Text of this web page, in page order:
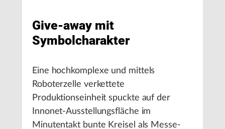
Give-away mit
Symbolcharakter
Eine hochkomplexe und mittels
Roboterzelle verkettete
Produktionseinheit spuckte auf der
Innonet-Ausstellungsfläche im
Minutentakt bunte Kreisel als Messe-